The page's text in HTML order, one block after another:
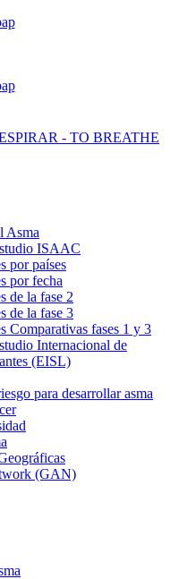
Asma
ISAAC
por países
por fecha
de la fase 2
de la fase 3
Comparativas fases 1 y 3
Internacional de
(EISL)
para desarrollar asma
(GAN)